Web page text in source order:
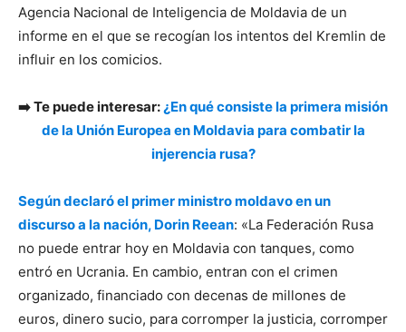
Agencia Nacional de Inteligencia de Moldavia de un
informe en el que se recogían los intentos del Kremlin de
influir en los comicios.
➡️ Te puede interesar: ¿En qué consiste la primera misión
de la Unión Europea en Moldavia para combatir la
injerencia rusa?
Según declaró el primer ministro moldavo en un
discurso a la nación, Dorin Reean: «La Federación Rusa
no puede entrar hoy en Moldavia con tanques, como
entró en Ucrania. En cambio, entran con el crimen
organizado, financiado con decenas de millones de
euros, dinero sucio, para corromper la justicia, corromper